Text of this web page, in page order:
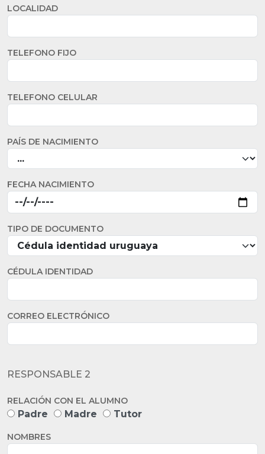
LOCALIDAD
TELEFONO FIJO
TELEFONO CELULAR
PAÍS DE NACIMIENTO
FECHA NACIMIENTO
TIPO DE DOCUMENTO
CÉDULA IDENTIDAD
CORREO ELECTRÓNICO
RESPONSABLE 2
RELACIÓN CON EL ALUMNO
Padre Madre Tutor
NOMBRES